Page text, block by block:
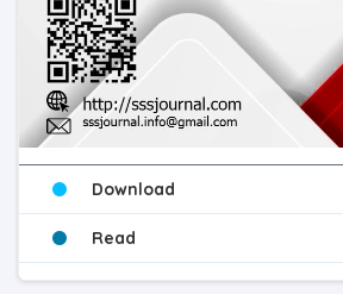
Download
Read